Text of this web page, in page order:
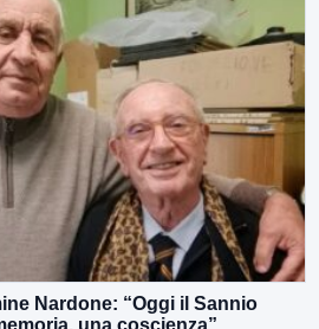
Nardone: “Oggi il Sannio
una coscienza”